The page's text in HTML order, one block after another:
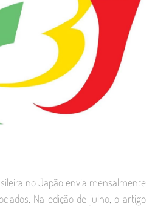
no Japão envia mensalmente
Na edição de julho, o artigo